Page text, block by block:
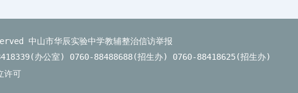
中山市华辰实验中学教辅整治信访举报
办公室) 0760-88488688(招生办) 0760-88418625(招生办)
许可